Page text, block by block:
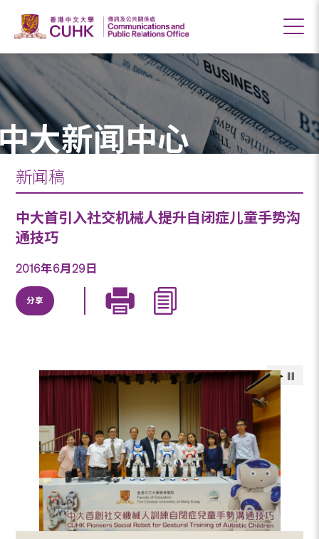
大新闻中心
新闻稿
中大首引入社交机械人提升自闭症儿童手势沟
通技巧
2016年6月29日
分享